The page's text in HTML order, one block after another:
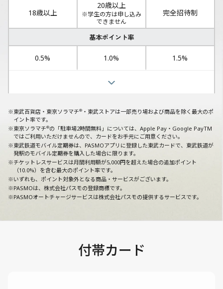
18歳以上
20歳以上
※学生の方は申し込み
できません
完全招待制
基本ポイント率
0.5% 1.0% 1.5%
東武百貨店 ポイント率
東京ソラマチ
東武ストア ポイント率
東武鉄道定期券
オートチャージ
チケットレスサービス
付帯サービス
全
表
示
す
る
※東武百貨店・東京ソラマチ® ・東武ストアは一部売り場および商品を除く最大のポ
イント率です。
※東京ソラマチ®の「駐車場2時間無料」については、Apple Pay・Google PayTM
ではご利用いただけませんので、カードをお手元にご用意ください。
※東武鉄道モバイル定期券は、PASMOアプリに登録した東武カードで、東武鉄道が
発駅のモバイル定期券を購入した場合に限ります。
※チケットレスサービスは月間利用額が5,000円を超えた場合の追加ポイント
（10.0%）を含む最大のポイント率です。
※いずれも、ポイント対象外となる商品・サービスがございます。
※PASMOは、株式会社パスモの登録商標です。
※PASMOオートチャージサービスは株式会社パスモの提供するサービスです。
付帯カード